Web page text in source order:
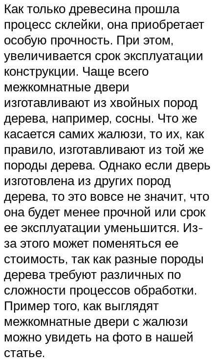
Как только древесина прошла
процесс склейки, она приобретает
особую прочность. При этом,
увеличивается срок эксплуатации
конструкции. Чаще всего
межкомнатные двери
изготавливают из хвойных пород
дерева, например, сосны. Что же
касается самих жалюзи, то их, как
правило, изготавливают из той же
породы дерева. Однако если дверь
изготовлена из других пород
дерева, то это вовсе не значит, что
она будет менее прочной или срок
ее эксплуатации уменьшится. Из-
за этого может поменяться ее
стоимость, так как разные породы
дерева требуют различных по
сложности процессов обработки.
Пример того, как выглядят
межкомнатные двери с жалюзи
можно увидеть на фото в нашей
статье.